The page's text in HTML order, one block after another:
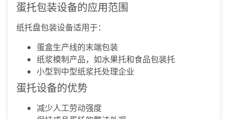
蛋托包装设备的应用范围
纸托盘包装设备适用于：
蛋盒生产线的末端包装
纸浆模制产品，如水果托和食品包装托
小型到中型纸浆托处理企业
蛋托设备的优势
减少人工劳动强度